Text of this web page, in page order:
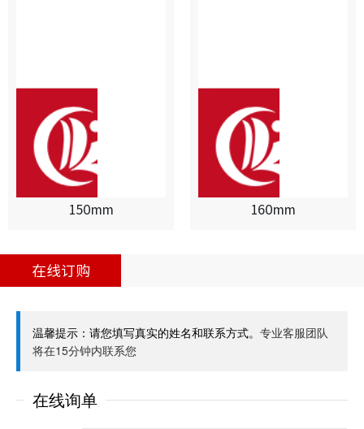
150mm 160mm
在线订购